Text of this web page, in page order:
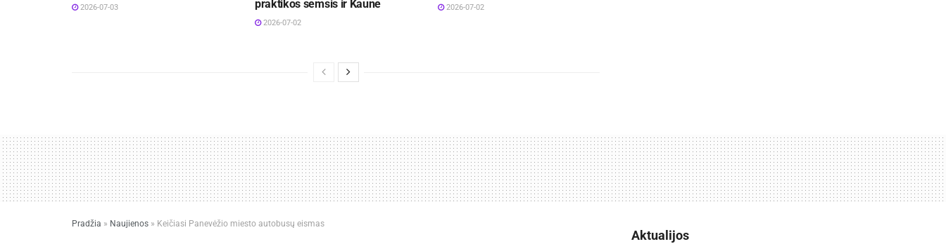
2026-07-03
praktikos semsis ir Kaune
2026-07-02
2026-07-02
Pradžia » Naujienos » Keičiasi Panevėžio miesto autobusų eismas
Aktualijos